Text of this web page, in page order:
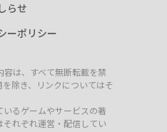
らせ
ーポリシー
は、すべて無断転載を禁
除き、リンクについてはそ
るゲームやサービスの著
れぞれ運営・配信してい